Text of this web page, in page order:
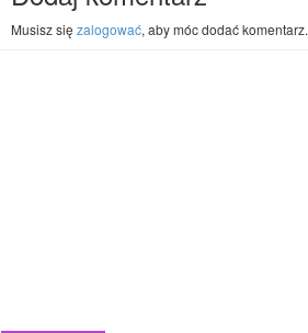
Musisz się zalogować, aby móc dodać komentarz.